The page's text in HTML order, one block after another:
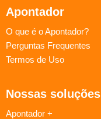
Apontador
O que é o Apontador?
Perguntas Frequentes
Termos de Uso
Nossas soluções
Apontador +